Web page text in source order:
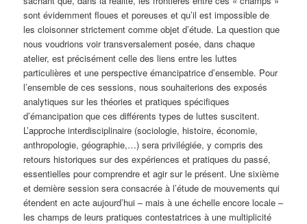
sont évidemment floues et poreuses et qu’il est impossible de
les cloisonner strictement comme objet d’étude. La question que
nous voudrions voir transversalement posée, dans chaque
atelier, est précisément celle des liens entre les luttes
particulières et une perspective émancipatrice d’ensemble. Pour
l’ensemble de ces sessions, nous souhaiterions des exposés
analytiques sur les théories et pratiques spécifiques
d’émancipation que ces différents types de luttes suscitent.
L’approche interdisciplinaire (sociologie, histoire, économie,
anthropologie, géographie,…) sera privilégiée, y compris des
retours historiques sur des expériences et pratiques du passé,
essentielles pour comprendre et agir sur le présent. Une sixième
et dernière session sera consacrée à l’étude de mouvements qui
étendent en acte aujourd’hui – mais à une échelle encore locale –
les champs de leurs pratiques contestatrices à une multiplicité